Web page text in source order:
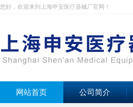
您好，欢迎来到上海申安医疗器械厂官网！
网站首页 公司简介